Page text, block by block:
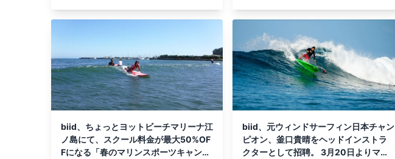
biid、ちょっとヨットビーチマリーナ江
ノ島にて、スクール料金が最大50%OF
Fになる「春のマリンスポーツキャンペ
biid、元ウィンドサーフィン日本チャン
ピオン、釜口貴晴をヘッドインストラ
クターとして招聘。 3月20日よりマリ